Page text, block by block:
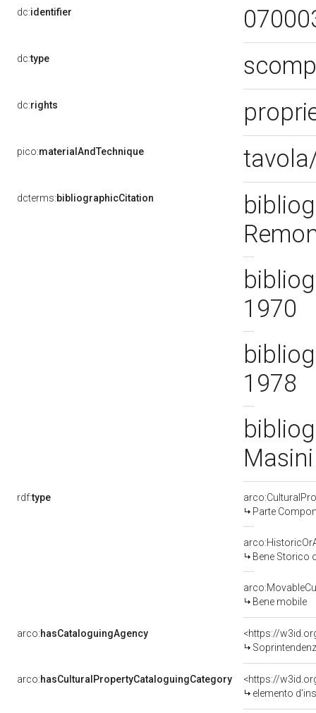
dc:identifier
dc:type
dc:rights
pico:materialAndTechnique
dcterms:bibliographicCitation
1970
1978
rdf:type
Parte
Bene Storico
Bene mobile
arco:hasCataloguingAgency
<https://
arco:hasCulturalPropertyCataloguingCategory
<https://
elemento